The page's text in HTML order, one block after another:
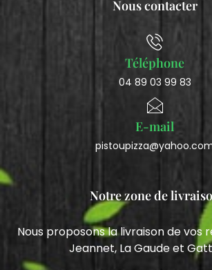
Nous contacter
Téléphone
04 89 03 99 83
E-mail
Notre zone de
Nous proposons la livraison de vos
Jeannet, La Gaude et